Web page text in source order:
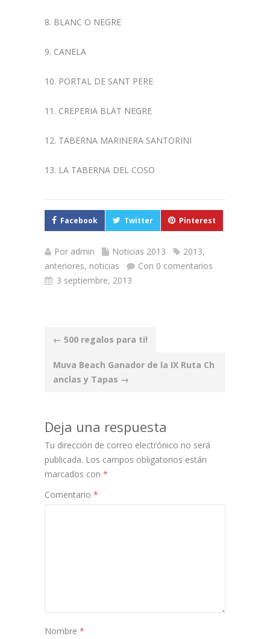
8. BLANC O NEGRE
9. CANELA
10. PORTAL DE SANT PERE
11. CREPERIA BLAT NEGRE
12. TABERNA MARINERA SANTORINI
13. LA TABERNA DEL COSO
Facebook Twitter Pinterest
Por admin Noticias 2013 2013,
anteriores, noticias
Con 0 comentarios
3 septiembre, 2013
Post
navigation
← 500 regalos para ti!
Muva Beach Ganador de la IX Ruta Ch
anclas y Tapas →
Deja una respuesta
Tu dirección de correo electrónico no será
publicada. Los campos obligatorios están
marcados con *
Comentario *
Nombre *